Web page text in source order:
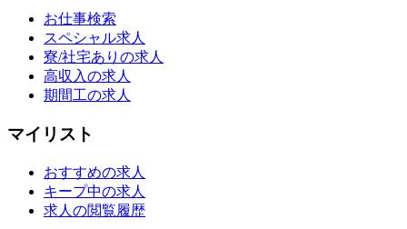
お仕事検索
スペシャル求人
寮/社宅ありの求人
高収入の求人
期間工の求人
マイリスト
おすすめの求人
キープ中の求人
求人の閲覧履歴